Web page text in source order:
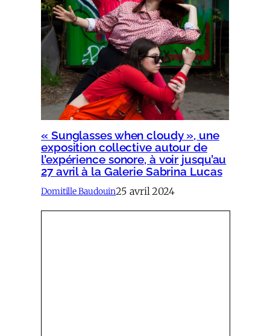
« Sunglasses when cloudy », une
exposition collective autour de
l’expérience sonore, à voir jusqu’au
27 avril à la Galerie Sabrina Lucas
Domitille Baudouin25 avril 2024